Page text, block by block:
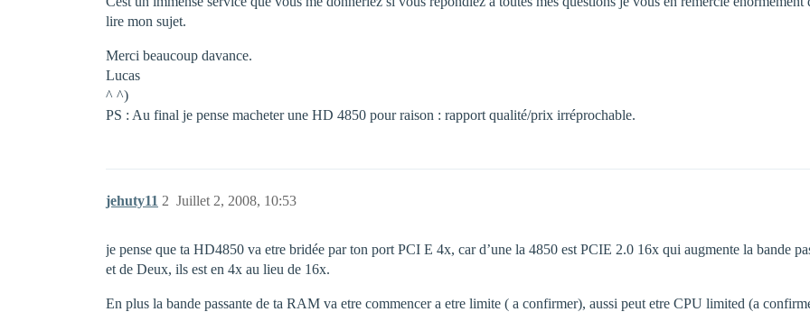
lire mon sujet.
Merci beaucoup davance.
Lucas
^ ^)
PS : Au final je pense macheter une HD 4850 pour raison : rapport qualité/prix irréprochable.
jehuty11 Juillet 2, 2008, 10:53
2
je pense que ta HD4850 va etre bridée par ton port PCI E 4x, car d’une la 4850 est PCIE 2.0 16x qui augmente la bande
et de Deux, ils est en 4x au lieu de 16x.
En plus la bande passante de ta RAM va etre commencer a etre limite ( a confirmer), aussi peut etre CPU limited (a